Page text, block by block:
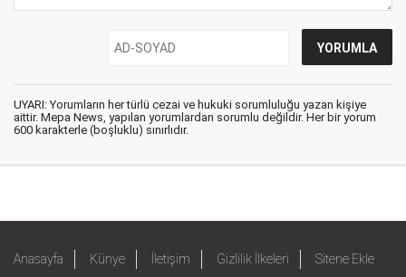
UYARI: Yorumların her türlü cezai ve hukuki sorumluluğu yazan kişiye
aittir. Mepa News, yapılan yorumlardan sorumlu değildir. Her bir yorum
600 karakterle (boşluklu) sınırlıdır.
Anasayfa Künye İletişim Gizlilik İlkeleri Sitene Ekle